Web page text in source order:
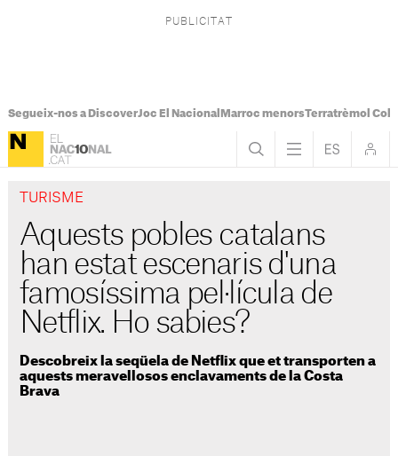
Segueix-nos a DiscoverJoc El Nacional Marroc menorsTerratrèmol
TURISME
Aquests pobles catalans
han estat escenaris d'una
famosíssima pel·lícula de
Netflix. Ho sabies?
Descobreix la seqüela de Netflix que et transporten a
aquests meravellosos enclavaments de la Costa
Brava